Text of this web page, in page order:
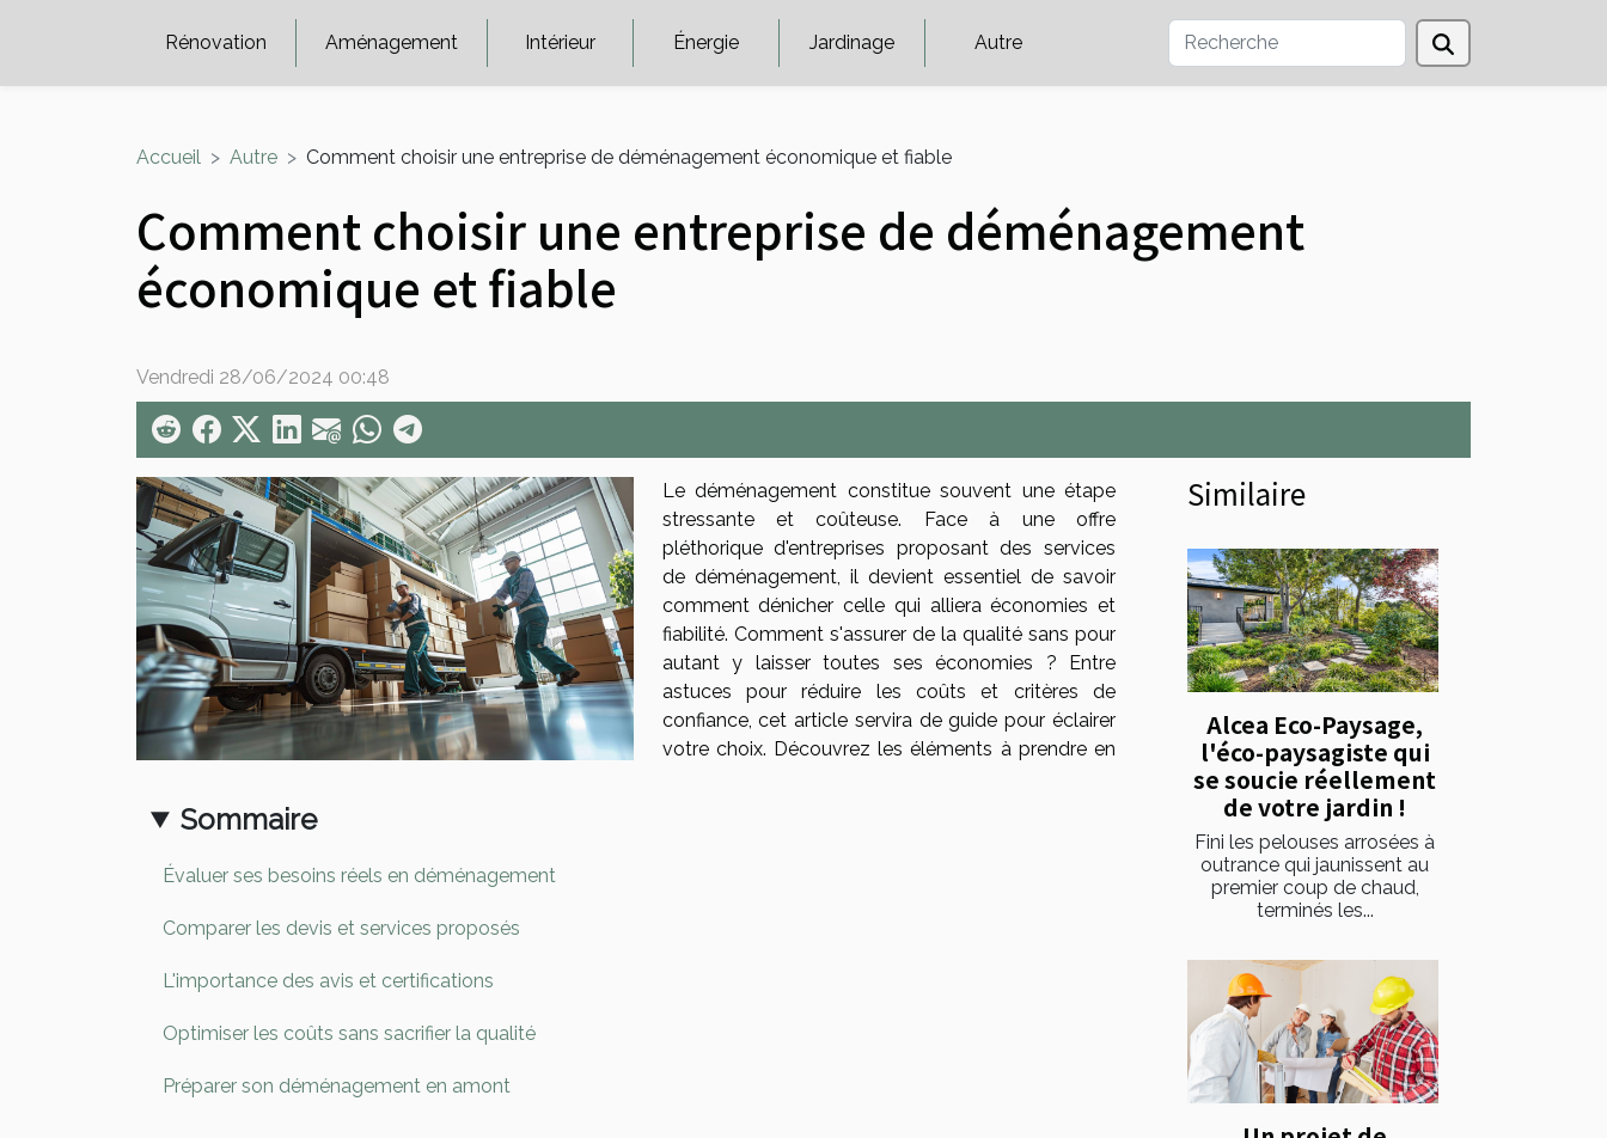
Rénovation Aménagement Intérieur Énergie Jardinage Autre
Accueil Autre Comment choisir une entreprise de déménagement économique et fiable
Comment choisir une entreprise de déménagement
économique et fiable
Vendredi 28/06/2024 00:48
Sommaire
Évaluer ses besoins réels en déménagement
Comparer les devis et services proposés
L'importance des avis et certifications
Optimiser les coûts sans sacrifier la qualité
Préparer son déménagement en amont
Le déménagement constitue souvent une étape
stressante et coûteuse. Face à une offre
pléthorique d'entreprises proposant des services
de déménagement, il devient essentiel de savoir
comment dénicher celle qui alliera économies et
fiabilité. Comment s'assurer de la qualité sans pour
autant y laisser toutes ses économies ? Entre
astuces pour réduire les coûts et critères de
confiance, cet article servira de guide pour éclairer
votre choix. Découvrez les éléments à prendre en
Similaire
Alcea Eco-Paysage,
l'éco-paysagiste qui
se soucie réellement
de votre jardin !
Fini les pelouses arrosées à
outrance qui jaunissent au
premier coup de chaud,
terminés les...